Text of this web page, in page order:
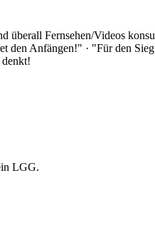
Fernsehen/Videos
Anfängen!" · "Für den
LGG.